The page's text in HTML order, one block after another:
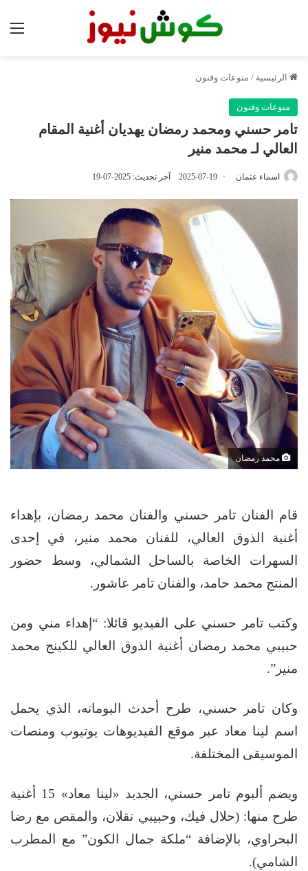
الرئيسية / منوعات وفنون
منوعات وفنون
تامر حسني ومحمد رمضان يهديان أغنية المقام
العالي لـ محمد منير
اسماء عثمان 2025-07-19 آخر تحديث: 2025-07-19
محمد رمضان
قام الفنان تامر حسني والفنان محمد رمضان، بإهداء
أغنية الذوق العالي، للفنان محمد منير، في إحدى
السهرات الخاصة بالساحل الشمالي، وسط حضور
المنتج محمد حامد، والفنان تامر عاشور.
وكتب تامر حسني على الفيديو قائلا: “إهداء مني ومن
حبيبي محمد رمضان أغنية الذوق العالي للكينج محمد
منير”.
وكان تامر حسني، طرح أحدث البوماته، الذي يحمل
اسم لينا معاد عبر موقع الفيديوهات يوتيوب ومنصات
الموسيقى المختلفة.
ويضم ألبوم تامر حسني، الجديد «لينا معاد» 15 أغنية
طرح منها: (حلال فيك، وحبيبي تقلان، والمقص مع رضا
البحراوي، بالإضافة “ملكة جمال الكون” مع المطرب
الشامي).